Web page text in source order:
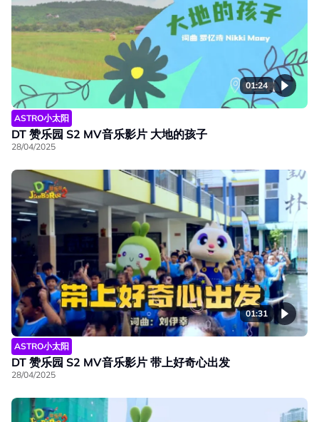
01:24
ASTRO小太阳
DT 赞乐园 S2 MV音乐影片 大地的孩子
28/04/2025
01:31
ASTRO小太阳
DT 赞乐园 S2 MV音乐影片 带上好奇心出发
28/04/2025